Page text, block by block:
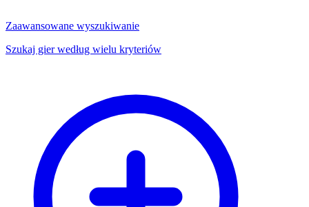
Zaawansowane wyszukiwanie
Szukaj gier według wielu kryteriów